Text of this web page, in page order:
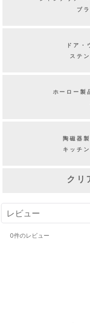
ブ
ドア・
ステ
ホーロー製
陶磁器
キッチ
クリ
レビュー
0件のレビュー